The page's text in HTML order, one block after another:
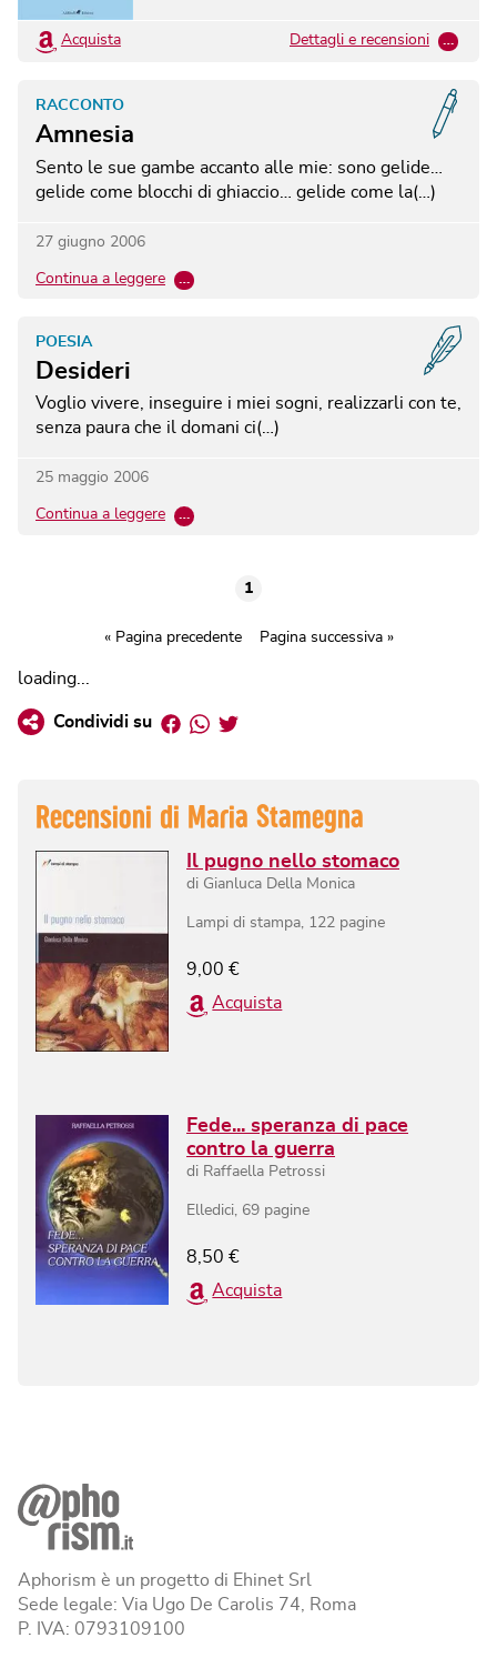
Acquista Dettagli e recensioni …
Amnesia
RACCONTO
Sento le sue gambe accanto alle mie: sono gelide…
gelide come blocchi di ghiaccio… gelide come la(…)
27 giugno 2006
Continua a leggere …
Desideri
POESIA
Voglio vivere, inseguire i miei sogni, realizzarli con te,
senza paura che il domani ci(…)
25 maggio 2006
Continua a leggere …
1
« Pagina precedente Pagina successiva »
loading...
Condividi su Facebook
Whatsapp
Twitter
Recensioni di Maria Stamegna
Il pugno nello stomaco
di Gianluca Della Monica
Lampi di stampa, 122 pagine
9,00 €
Acquista
Fede... speranza di pace
contro la guerra
di Raffaella Petrossi
Elledici, 69 pagine
8,50 €
Acquista
Aphorism è un progetto di Ehinet Srl
Sede legale: Via Ugo De Carolis 74, Roma
P. IVA: 0793109100